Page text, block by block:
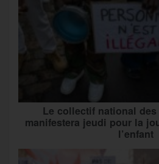
Le collectif national
manifestera jeudi pour la
l’enfant